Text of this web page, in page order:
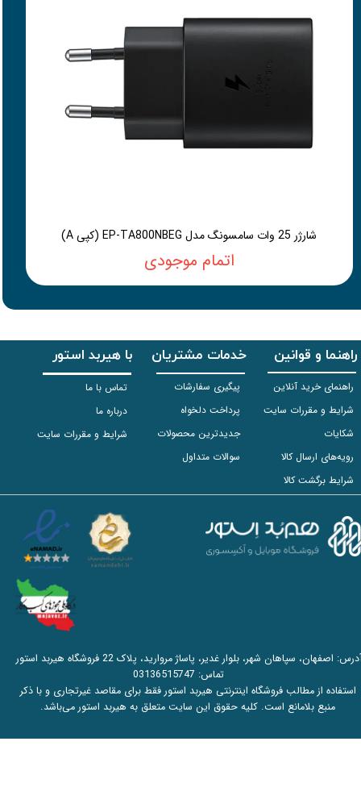
شارژر 25 وات سامسونگ مدل EP-TA800NBEG (کپی A)
اتمام موجودی
راهنما و قوانین
راهنمای خرید آنلاین
شرایط و مقررات سایت
شکایات
رویه‌های ارسال کالا
شرایط برگشت کالا
خدمات مشتریان
پیگیری سفارشات
پرداخت دلخواه
جدیدترین محصولات
سوالات متداول
با هیربد استور
تماس با ما
درباره ما
شرایط و مقررات سایت
آدرس: اصفهان، سپاهان شهر، بلوار غدیر، پاساژ مروارید، پلاک 22 فروشگاه هیربد استور
تماس: 03136515747
استفاده از مطالب فروشگاه اینترنتی هیربد استور فقط برای مقاصد غیرتجاری و با ذکر
منبع بلامانع است. کلیه حقوق این سایت متعلق به هیربد استور می‌باشد.​​​​​​​